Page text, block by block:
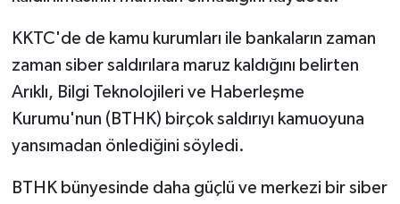
KKTC'de de kamu kurumları ile bankaların zaman
zaman siber saldırılara maruz kaldığını belirten
Arıklı, Bilgi Teknolojileri ve Haberleşme
Kurumu'nun (BTHK) birçok saldırıyı kamuoyuna
yansımadan önlediğini söyledi.
BTHK bünyesinde daha güçlü ve merkezi bir siber